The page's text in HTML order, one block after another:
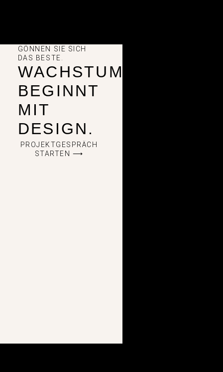
GÖNNEN SIE SICH
DAS BESTE.
WACHSTUM
BEGINNT
MIT
DESIGN.
PROJEKTGESPRÄCH
STARTEN ⟶